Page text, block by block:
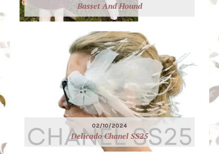
Basset And Hound
02/10/2024
Delicado Chanel SS25